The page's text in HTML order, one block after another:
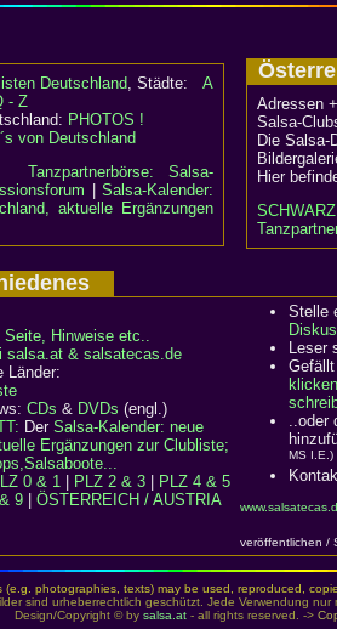
Deutschland , Städte: A
- Z
PHOTOS !
von Deutschland
Tanzpartnerbörse: Salsa-
Salsa-Kalender:
aktuelle Ergänzungen
Adressen
Salsa-
Die
Hier
Hinweise etc..
salsa.at & salsatecas.de
Länder:
CDs & DVDs (engl.)
Der Salsa-Kalender: neue
Ergänzungen zur Clubliste;
0 & 1 PLZ 2 & 3
PLZ 4 & 5
9 ÖSTERREICH / AUSTRIA
Stelle
klicken
MS I.E.)
veröffentlichen /
(e.g. photographies, texts) may be used, reproduced,
sind urheberrechtlich geschützt. Jede Verwendung
Design/Copyright © by salsa.at - all rights reserved. ->